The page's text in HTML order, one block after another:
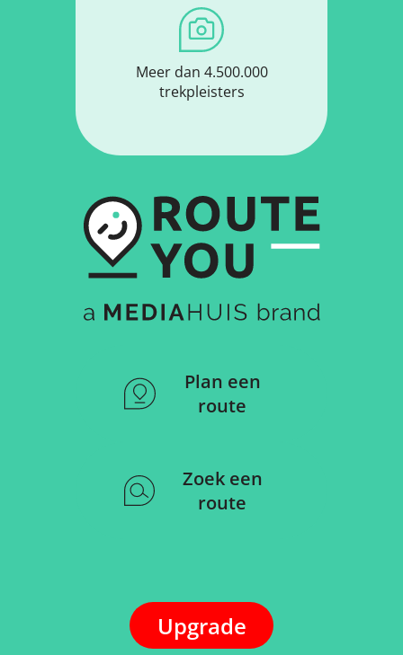
Meer dan 4.500.000
trekpleisters
Plan een
route
Zoek een
route
Upgrade